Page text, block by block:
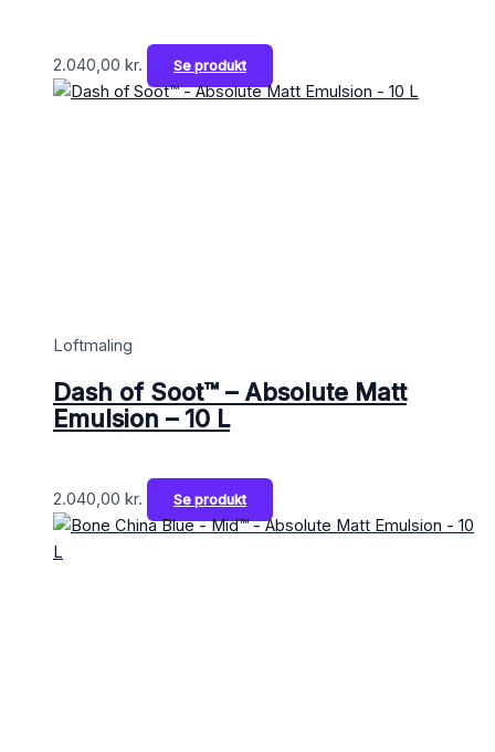
2.040,00 kr. Se produkt
Loftmaling
Dash of Soot™ – Absolute Matt
Emulsion – 10 L
2.040,00 kr. Se produkt